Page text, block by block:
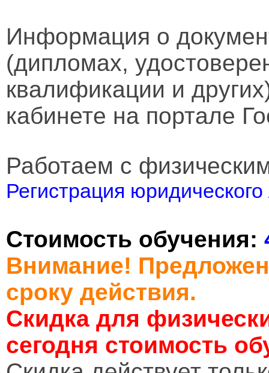
Информация о
(дипломах,
квалификации и
кабинете на портале
Работаем с
Регистрация
Стоимость обучения:
Внимание!
сроку действия.
Скидка для
сегодня стоимость